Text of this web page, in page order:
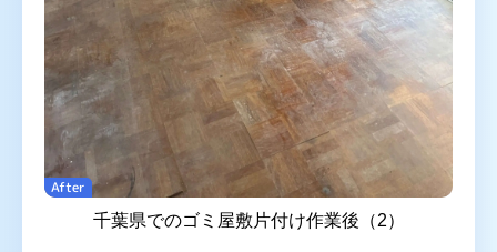
After
千葉県でのゴミ屋敷片付け作業後（2）